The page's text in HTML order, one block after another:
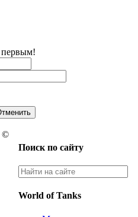
первым!
Поиск по сайту
World of Tanks
©